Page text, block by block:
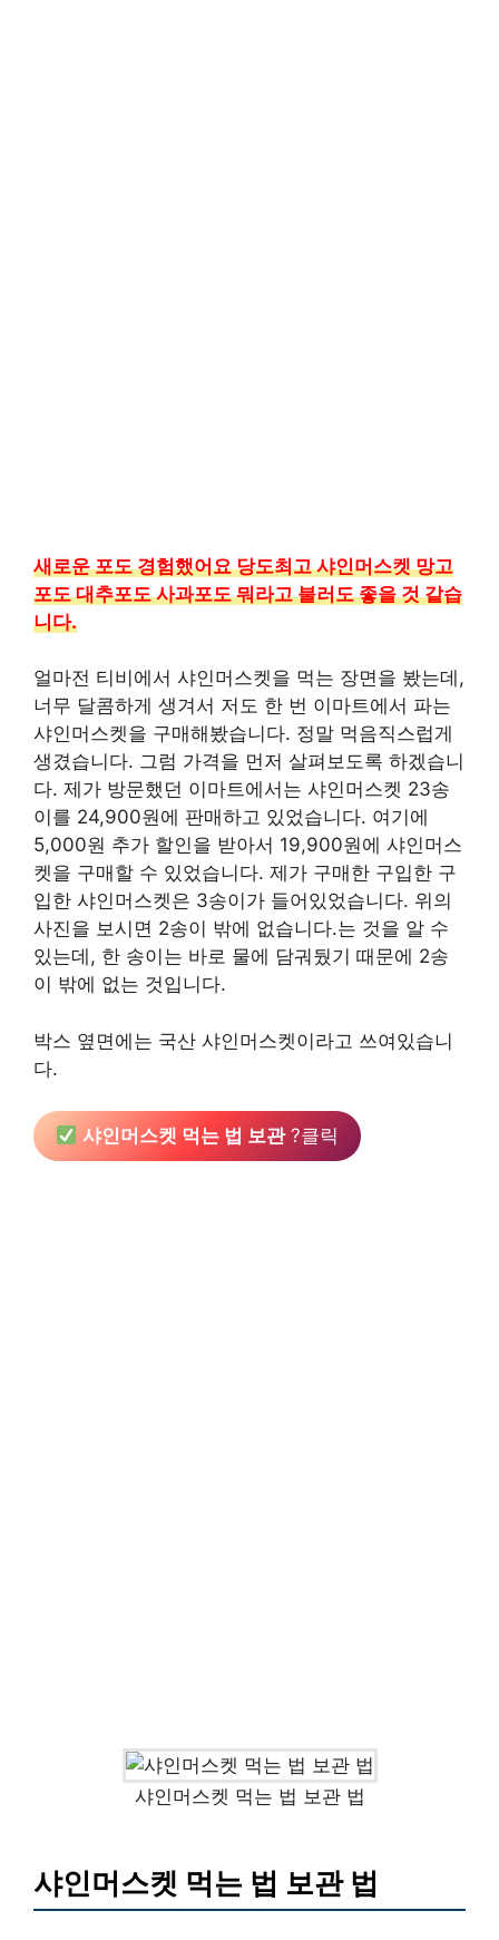
새로운 포도 경험했어요 당도최고 샤인머스켓 망고
포도 대추포도 사과포도 뭐라고 불러도 좋을 것 같습
니다.
얼마전 티비에서 샤인머스켓을 먹는 장면을 봤는데,
너무 달콤하게 생겨서 저도 한 번 이마트에서 파는
샤인머스켓을 구매해봤습니다. 정말 먹음직스럽게
생겼습니다. 그럼 가격을 먼저 살펴보도록 하겠습니
다. 제가 방문했던 이마트에서는 샤인머스켓 23송
이를 24,900원에 판매하고 있었습니다. 여기에
5,000원 추가 할인을 받아서 19,900원에 샤인머스
켓을 구매할 수 있었습니다. 제가 구매한 구입한 구
입한 샤인머스켓은 3송이가 들어있었습니다. 위의
사진을 보시면 2송이 밖에 없습니다.는 것을 알 수
있는데, 한 송이는 바로 물에 담궈뒀기 때문에 2송
이 밖에 없는 것입니다.
박스 옆면에는 국산 샤인머스켓이라고 쓰여있습니
다.
샤인머스켓 먹는 법 보관?클릭
샤인머스켓 먹는 법 보관 법
샤인머스켓 먹는 법 보관 법